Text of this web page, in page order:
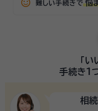
sentiment_satisfied_alt 難しい手続きで 悩
「
手続き1
相続